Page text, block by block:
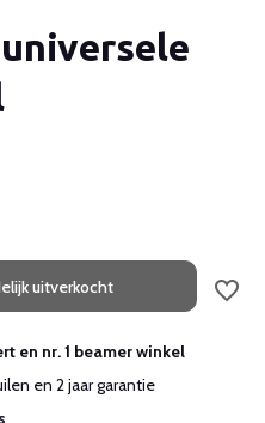
uitverkocht
en nr. 1 beamer winkel
en 2 jaar garantie